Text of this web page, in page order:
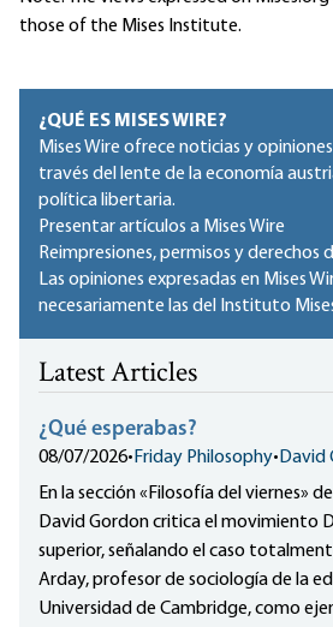
those of the Mises Institute.
¿QUÉ ES MISES WIRE?
Mises Wire ofrece noticias y
través del lente de la economía
política libertaria.
Presentar artículos a Mises Wire
Reimpresiones, permisos y derechos
Las opiniones expresadas en Mises
necesariamente las del Instituto
Latest Articles
¿Qué esperabas?
08/07/2026• Friday Philosophy• David
En la sección «Filosofía del viernes»
David Gordon critica el movimiento
superior, señalando el caso
Arday, profesor de sociología de la
Universidad de Cambridge, como